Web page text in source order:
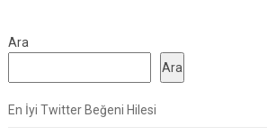
Ara
Ara
En İyi Twitter Beğeni Hilesi